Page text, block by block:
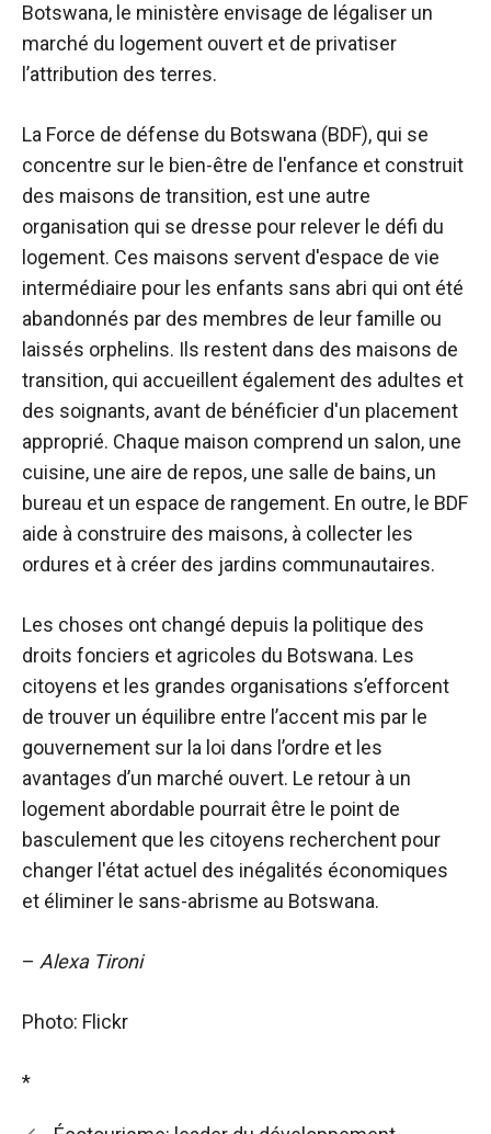
Botswana, le ministère envisage de légaliser un
marché du logement ouvert et de privatiser
l’attribution des terres.
La Force de défense du Botswana (BDF), qui se
concentre sur le bien-être de l'enfance et construit
des maisons de transition, est une autre
organisation qui se dresse pour relever le défi du
logement. Ces maisons servent d'espace de vie
intermédiaire pour les enfants sans abri qui ont été
abandonnés par des membres de leur famille ou
laissés orphelins. Ils restent dans des maisons de
transition, qui accueillent également des adultes et
des soignants, avant de bénéficier d'un placement
approprié. Chaque maison comprend un salon, une
cuisine, une aire de repos, une salle de bains, un
bureau et un espace de rangement. En outre, le BDF
aide à construire des maisons, à collecter les
ordures et à créer des jardins communautaires.
Les choses ont changé depuis la politique des
droits fonciers et agricoles du Botswana. Les
citoyens et les grandes organisations s’efforcent
de trouver un équilibre entre l’accent mis par le
gouvernement sur la loi dans l’ordre et les
avantages d’un marché ouvert. Le retour à un
logement abordable pourrait être le point de
basculement que les citoyens recherchent pour
changer l'état actuel des inégalités économiques
et éliminer le sans-abrisme au Botswana.
– Alexa Tironi
Photo: Flickr
*